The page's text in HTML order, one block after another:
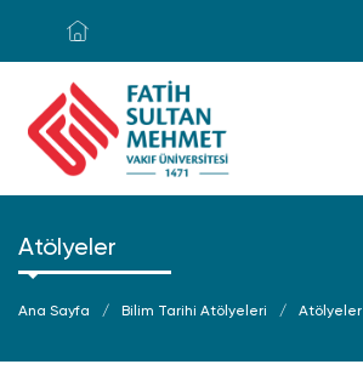
Atölyeler
Ana Sayfa Bilim Tarihi Atölyeleri Atölyeler